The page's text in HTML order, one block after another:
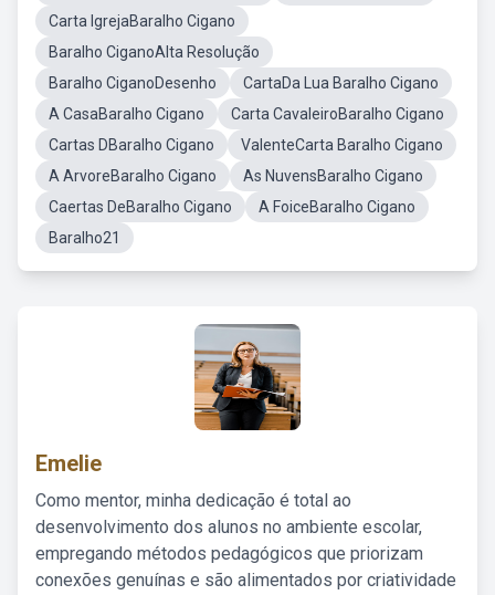
Carta IgrejaBaralho Cigano
Baralho CiganoAlta Resolução
Baralho CiganoDesenho
CartaDa Lua Baralho Cigano
A CasaBaralho Cigano
Carta CavaleiroBaralho Cigano
Cartas DBaralho Cigano
ValenteCarta Baralho Cigano
A ArvoreBaralho Cigano
As NuvensBaralho Cigano
Caertas DeBaralho Cigano
A FoiceBaralho Cigano
Baralho21
Emelie
Como mentor, minha dedicação é total ao
desenvolvimento dos alunos no ambiente escolar,
empregando métodos pedagógicos que priorizam
conexões genuínas e são alimentados por criatividade